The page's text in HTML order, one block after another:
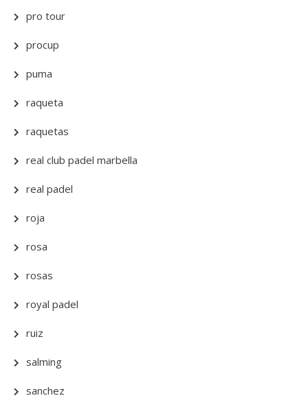
pro tour
procup
puma
raqueta
raquetas
real club padel marbella
real padel
roja
rosa
rosas
royal padel
ruiz
salming
sanchez